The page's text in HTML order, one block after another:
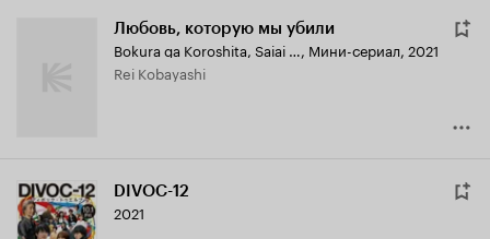
Любовь, которую мы убили
Bokura ga Koroshita, Saiai no Kimi, Мини-сериал, 2021
Rei Kobayashi
DIVOC-12
2021